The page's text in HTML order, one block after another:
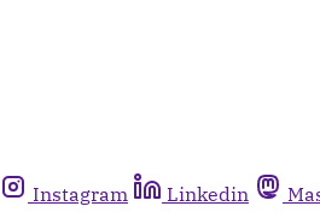
Instagram Linkedin